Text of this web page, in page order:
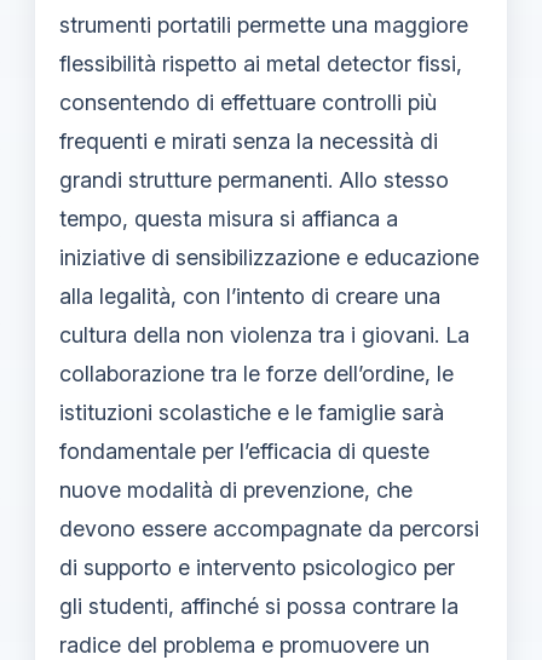
strumenti portatili permette una maggiore
flessibilità rispetto ai metal detector fissi,
consentendo di effettuare controlli più
frequenti e mirati senza la necessità di
grandi strutture permanenti. Allo stesso
tempo, questa misura si affianca a
iniziative di sensibilizzazione e educazione
alla legalità, con l’intento di creare una
cultura della non violenza tra i giovani. La
collaborazione tra le forze dell’ordine, le
istituzioni scolastiche e le famiglie sarà
fondamentale per l’efficacia di queste
nuove modalità di prevenzione, che
devono essere accompagnate da percorsi
di supporto e intervento psicologico per
gli studenti, affinché si possa contrare la
radice del problema e promuovere un